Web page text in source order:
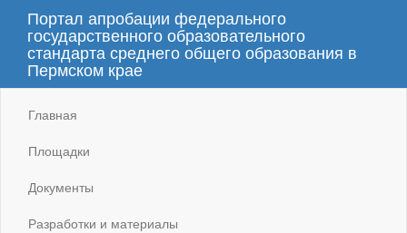
Портал апробации федерального
государственного образовательного
стандарта среднего общего образования в
Пермском крае
Главная
Площадки
Документы
Разработки и материалы